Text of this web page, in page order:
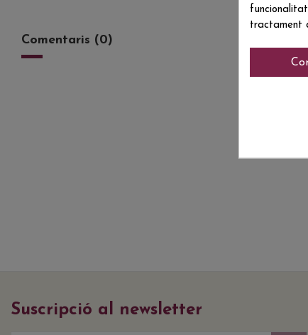
Comentaris (0)
Suscripció al newsletter
tractament